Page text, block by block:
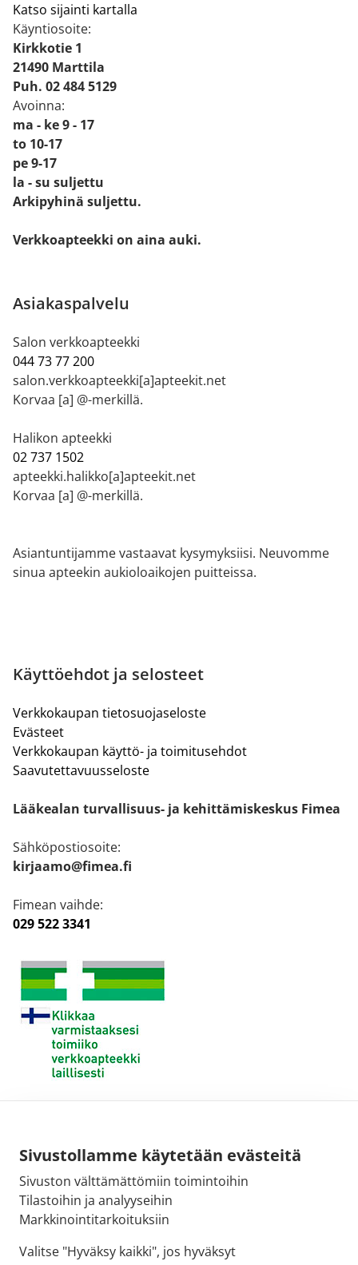
Sivustollamme käytetään evästeitä
Sivuston välttämättömiin toimintoihin
Tilastoihin ja analyyseihin
Markkinointitarkoituksiin
Valitse "Hyväksy kaikki", jos hyväksyt
Katso sijainti kartalla
Käyntiosoite:
Kirkkotie 1
21490 Marttila
Puh. 02 484 5129
Avoinna:
ma - ke 9 - 17
to 10-17
pe 9-17
la - su suljettu
Arkipyhinä suljettu.
Verkkoapteekki on aina auki.
Asiakaspalvelu
Salon verkkoapteekki
044 73 77 200
salon.verkkoapteekki[a]apteekit.net
Korvaa [a] @-merkillä.
Halikon apteekki
02 737 1502
apteekki.halikko[a]apteekit.net
Korvaa [a] @-merkillä.
Asiantuntijamme vastaavat kysymyksiisi. Neuvomme
sinua apteekin aukioloaikojen puitteissa.
Käyttöehdot ja selosteet
Verkkokaupan tietosuojaseloste
Evästeet
Verkkokaupan käyttö- ja toimitusehdot
Saavutettavuusseloste
Lääkealan turvallisuus- ja kehittämiskeskus Fimea
Sähköpostiosoite:
kirjaamo@fimea.fi
Fimean vaihde:
029 522 3341